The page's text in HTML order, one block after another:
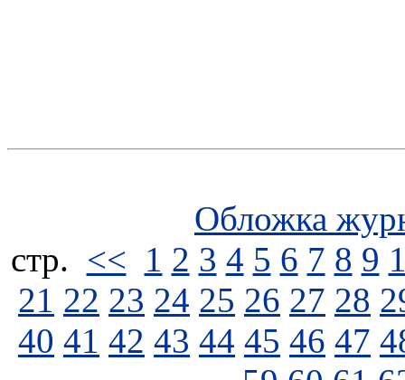
Обложка
стp. << 1 2 3 4 5 6 7 8 9
21 22 23 24 25 26 27 28
40 41 42 43 44 45 46 47